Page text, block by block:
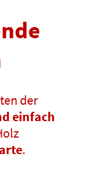
der
einfach
.